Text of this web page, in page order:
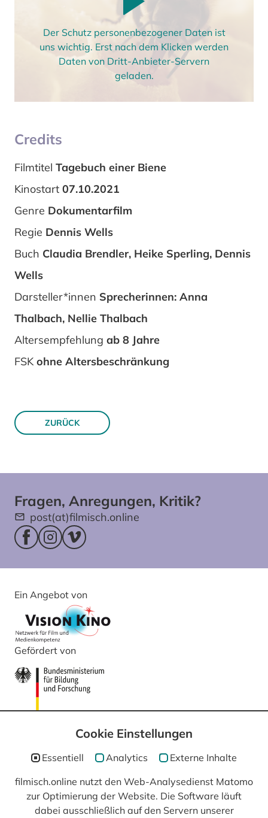
Der Schutz personenbezogener Daten ist
uns wichtig. Erst nach dem Klicken werden
Daten von Dritt-Anbieter-Servern
geladen.
Credits
Filmtitel Tagebuch einer Biene
Kinostart 07.10.2021
Genre Dokumentarfilm
Regie Dennis Wells
Buch Claudia Brendler, Heike Sperling, Dennis
Wells
Darsteller*innen Sprecherinnen: Anna
Thalbach, Nellie Thalbach
Altersempfehlung ab 8 Jahre
FSK ohne Altersbeschränkung
ZURÜCK
Fragen, Anregungen, Kritik?
post(at)filmisch.online
Facebookseite (öffnet im neuen Fenster)
Instagram (öffnet im neuen Fenster)
Vimeo (öffnet im neuen Fenster)
Ein Angebot von
Gefördert von
In Kooperation mit
Cookie Einstellungen
Essentiell Analytics Externe Inhalte
filmisch.online nutzt den Web-Analysedienst Matomo
zur Optimierung der Website. Die Software läuft
dabei ausschließlich auf den Servern unserer